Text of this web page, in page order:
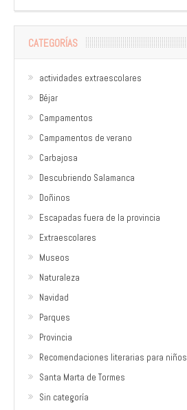
CATEGORÍAS
actividades extraescolares
Béjar
Campamentos
Campamentos de verano
Carbajosa
Descubriendo Salamanca
Doñinos
Escapadas fuera de la provincia
Extraescolares
Museos
Naturaleza
Navidad
Parques
Provincia
Recomendaciones literarias para niños
Santa Marta de Tormes
Sin categoría